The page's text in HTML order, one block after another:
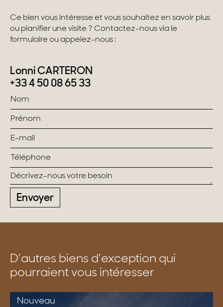
Ce bien vous intéresse et vous souhaitez en savoir plus
ou planifier une visite ? Contactez-nous via le
formulaire ou appelez-nous :
Lonni CARTERON
+33 4 50 08 65 33
Envoyer
D’autres biens d’exception qui
pourraient vous intéresser
Nouveau